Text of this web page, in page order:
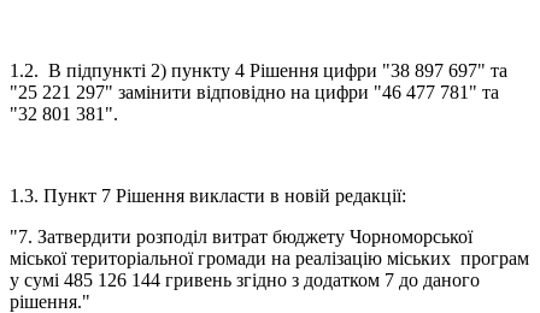
1.2. В підпункті 2) пункту 4 Рішення цифри "38 897 697" та
"25 221 297" замінити відповідно на цифри "46 477 781" та
"32 801 381".
1.3. Пункт 7 Рішення викласти в новій редакції:
"7. Затвердити розподіл витрат бюджету Чорноморської
міської територіальної громади на реалізацію міських програм
у сумі 485 126 144 гривень згідно з додатком 7 до даного
рішення."